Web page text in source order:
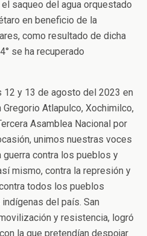
saqueo del agua orquestado
en beneficio de la
como resultado de dicha
se ha recuperado
12 y 13 de agosto del 2023 en
Atlapulco, Xochimilco,
Asamblea Nacional por
unimos nuestras voces
guerra contra los pueblos y
mismo, contra la represión y
todos los pueblos
del país. San
y resistencia, logró
la que pretendían despojar